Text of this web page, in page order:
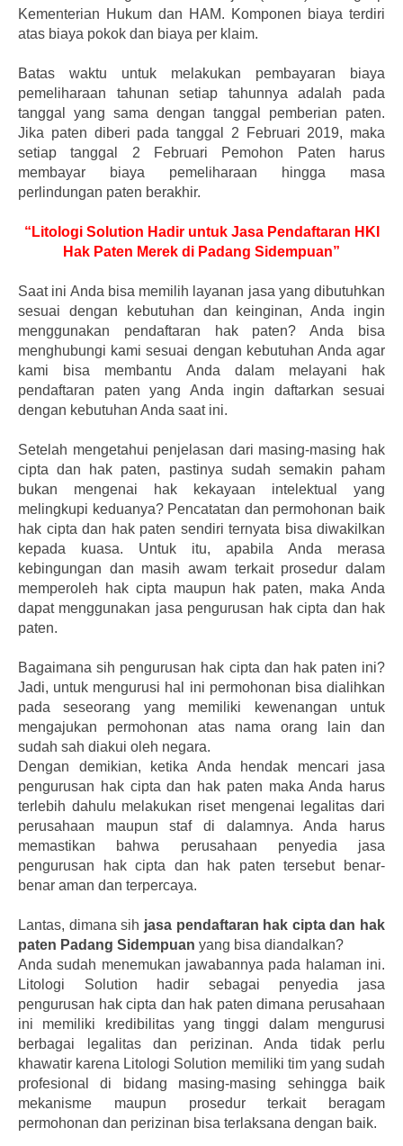
Kementerian Hukum dan HAM. Komponen biaya terdiri
atas biaya pokok dan biaya per klaim.
Batas waktu untuk melakukan pembayaran biaya
pemeliharaan tahunan setiap tahunnya adalah pada
tanggal yang sama dengan tanggal pemberian paten.
Jika paten diberi pada tanggal 2 Februari 2019, maka
setiap tanggal 2 Februari Pemohon Paten harus
membayar biaya pemeliharaan hingga masa
perlindungan paten berakhir.
“Litologi Solution Hadir untuk Jasa Pendaftaran HKI
Hak Paten Merek di Padang Sidempuan”
Saat ini Anda bisa memilih layanan jasa yang dibutuhkan
sesuai dengan kebutuhan dan keinginan, Anda ingin
menggunakan pendaftaran hak paten? Anda bisa
menghubungi kami sesuai dengan kebutuhan Anda agar
kami bisa membantu Anda dalam melayani hak
pendaftaran paten yang Anda ingin daftarkan sesuai
dengan kebutuhan Anda saat ini.
Setelah mengetahui penjelasan dari masing-masing hak
cipta dan hak paten, pastinya sudah semakin paham
bukan mengenai hak kekayaan intelektual yang
melingkupi keduanya? Pencatatan dan permohonan baik
hak cipta dan hak paten sendiri ternyata bisa diwakilkan
kepada kuasa. Untuk itu, apabila Anda merasa
kebingungan dan masih awam terkait prosedur dalam
memperoleh hak cipta maupun hak paten, maka Anda
dapat menggunakan jasa pengurusan hak cipta dan hak
paten.
Bagaimana sih pengurusan hak cipta dan hak paten ini?
Jadi, untuk mengurusi hal ini permohonan bisa dialihkan
pada seseorang yang memiliki kewenangan untuk
mengajukan permohonan atas nama orang lain dan
sudah sah diakui oleh negara.
Dengan demikian, ketika Anda hendak mencari jasa
pengurusan hak cipta dan hak paten maka Anda harus
terlebih dahulu melakukan riset mengenai legalitas dari
perusahaan maupun staf di dalamnya. Anda harus
memastikan bahwa perusahaan penyedia jasa
pengurusan hak cipta dan hak paten tersebut benar-
benar aman dan terpercaya.
Lantas, dimana sih jasa pendaftaran hak cipta dan hak
paten Padang Sidempuan yang bisa diandalkan?
Anda sudah menemukan jawabannya pada halaman ini.
Litologi Solution hadir sebagai penyedia jasa
pengurusan hak cipta dan hak paten dimana perusahaan
ini memiliki kredibilitas yang tinggi dalam mengurusi
berbagai legalitas dan perizinan. Anda tidak perlu
khawatir karena Litologi Solution memiliki tim yang sudah
profesional di bidang masing-masing sehingga baik
mekanisme maupun prosedur terkait beragam
permohonan dan perizinan bisa terlaksana dengan baik.